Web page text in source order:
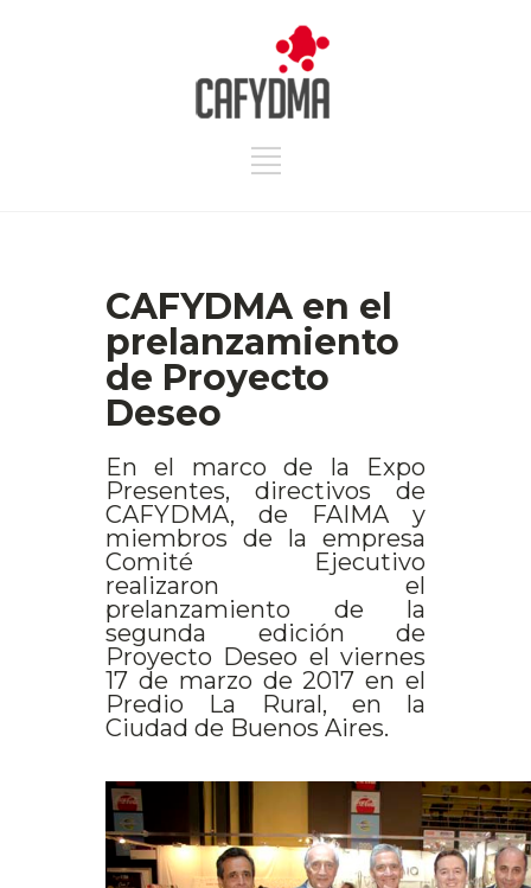
CAFYDMA en el
prelanzamiento
de Proyecto
Deseo
En el marco de la Expo
Presentes, directivos de
CAFYDMA, de FAIMA y
miembros de la empresa
Comité Ejecutivo
realizaron el
prelanzamiento de la
segunda edición de
Proyecto Deseo el viernes
17 de marzo de 2017 en el
Predio La Rural, en la
Ciudad de Buenos Aires.